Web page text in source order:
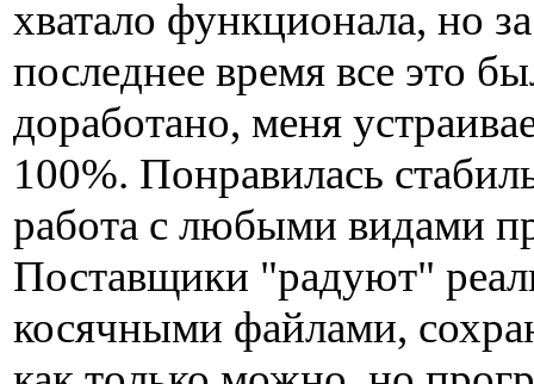
хватало функционала, но за
последнее время все это
доработано, меня
100%. Понравилась
работа с любыми видами
Поставщики "радуют"
косячными файлами,